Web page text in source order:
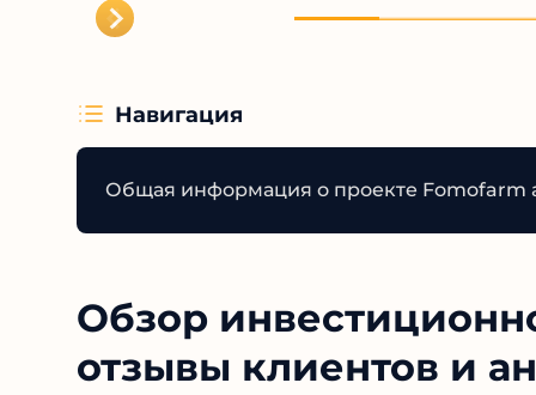
Навигация
Общая информация о проекте Fomofarm
Обзор
отзывы клиентов и